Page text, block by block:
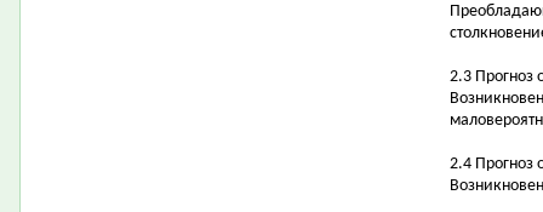
2.3 Прогноз
2.4 Прогноз